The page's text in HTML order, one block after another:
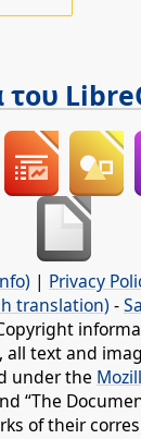
του
| Privacy
translation) -
all text and
under the
“The
of their